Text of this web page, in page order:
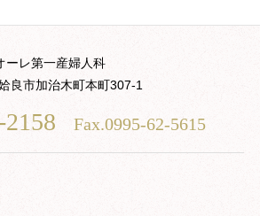
ーレ第一産婦人科
良市加治木町本町307-1
Fax.0995-62-5615